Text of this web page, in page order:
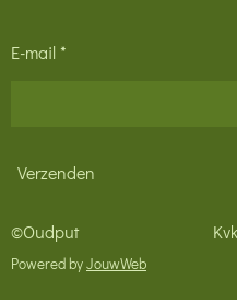
E-mail *
Verzenden
©Oudput Kvk:
Powered byJouwWeb